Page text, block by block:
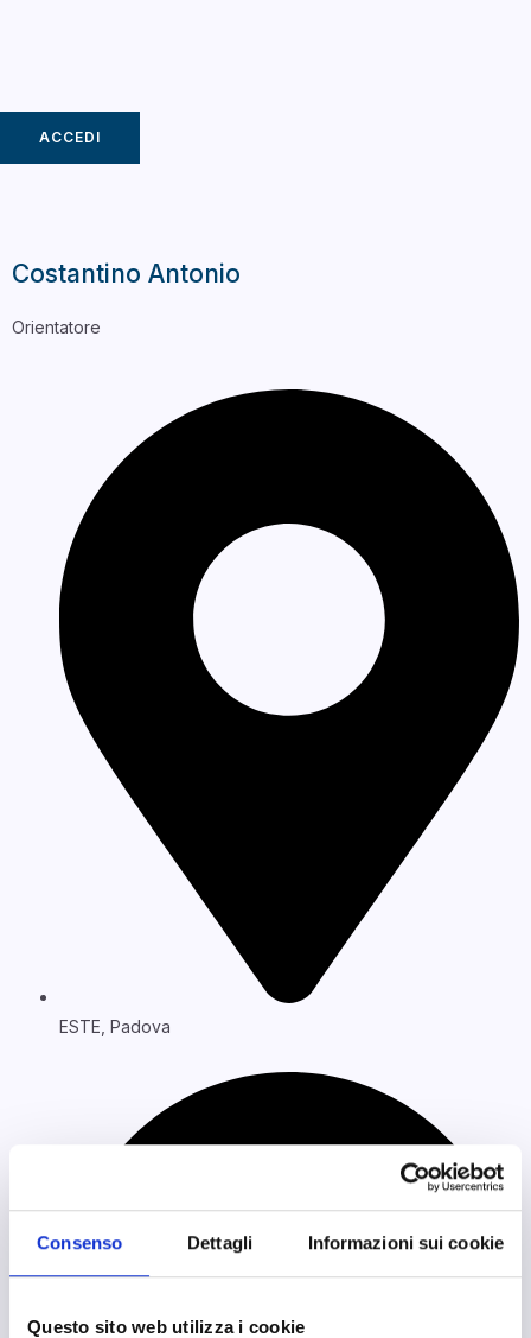
Consenso Dettagli Informazioni sui cookie
Questo sito web utilizza i cookie
ACCEDI
Costantino Antonio
Orientatore
ESTE, Padova